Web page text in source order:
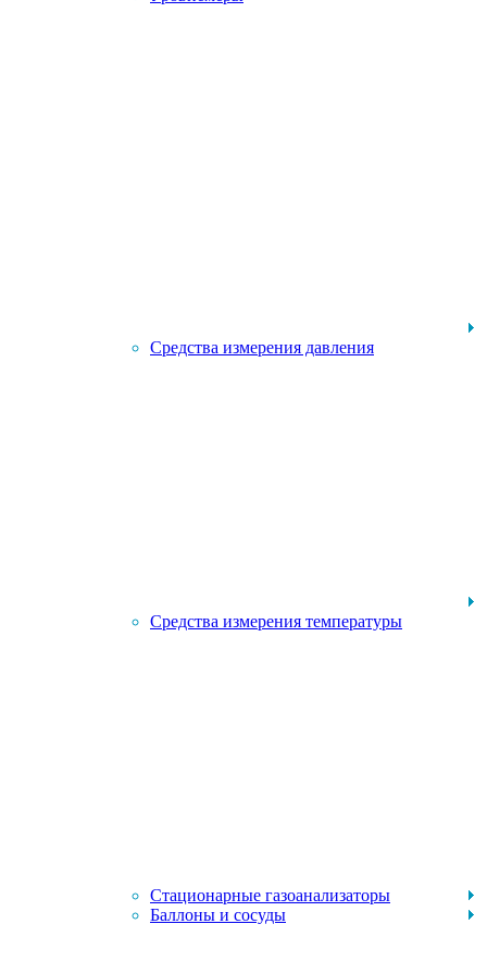
Средства измерения давления
Средства измерения температуры
Стационарные газоанализаторы
Баллоны и сосуды